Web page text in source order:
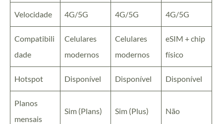
Velocidade 4G/5G 4G/5G 4G/5G
Compatibili
dade
Celulares
modernos
Celulares
modernos
eSIM + chip
físico
Hotspot Disponível Disponível Disponível
Planos
mensais
Sim (Plans) Sim (Plus) Não